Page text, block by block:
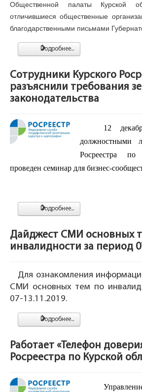
Общественной палаты Курской
отличившиеся общественные
благодарственными письмами
Подробнее...
Сотрудники Курского
разъяснили требования
законодательства
12
должностными
Росреестра
проведен семинар для бизнес-
Подробнее...
Дайджест СМИ основных
инвалидности за период
Для ознакомления
СМИ основных тем по
07-13.11.2019.
Подробнее...
Работает «Телефон
Росреестра по Курской